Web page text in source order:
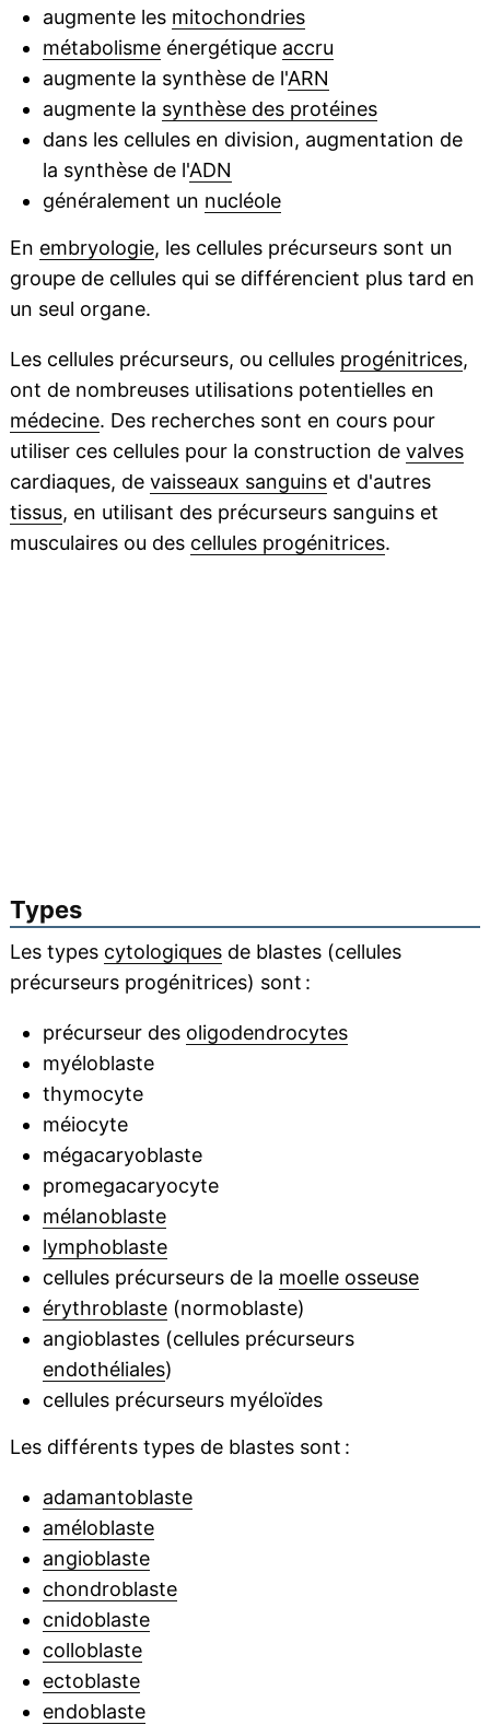
augmente les mitochondries
métabolismeénergétique accru
augmente la synthèse de l'ARN
augmente la synthèse des protéines
dans les cellules en division, augmentation de
la synthèse de l'ADN
généralement un nucléole
En embryologie, les cellules précurseurs sont un
groupe de cellules qui se différencient plus tard en
un seul organe.
Les cellules précurseurs, ou cellules progénitrices,
ont de nombreuses utilisations potentielles en
médecine. Des recherches sont en cours pour
utiliser ces cellules pour la construction de valves
cardiaques, de vaisseaux sanguinset d'autres
tissus, en utilisant des précurseurs sanguins et
musculaires ou des cellules progénitrices.
Types
Les types cytologiquesde blastes (cellules
précurseurs progénitrices) sont :
précurseur des oligodendrocytes
myéloblaste
thymocyte
méiocyte
mégacaryoblaste
promegacaryocyte
mélanoblaste
lymphoblaste
cellules précurseurs de la moelle osseuse
érythroblaste(normoblaste)
angioblastes (cellules précurseurs
endothéliales)
cellules précurseurs myéloïdes
Les différents types de blastes sont :
adamantoblaste
améloblaste
angioblaste
chondroblaste
cnidoblaste
colloblaste
ectoblaste
endoblaste